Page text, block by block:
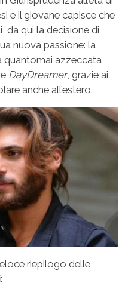
e il giovane capisce che
da qui la decisione di
nuova passione: la
quantomai azzeccata,
DayDreamer, grazie ai
anche all’estero.
riepilogo delle
: